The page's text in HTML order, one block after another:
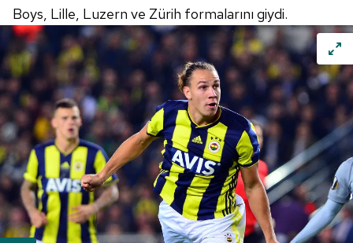
ilgili mevzuata uygun olarak kullanılan çerezlerle ilgili bilgi
almak için lütfentıklayınız.
Boys, Lille, Luzern ve Zürih formalarını giydi.